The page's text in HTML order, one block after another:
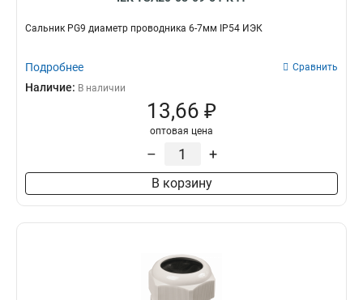
Сальник PG9 диаметр проводника 6-7мм IP54 ИЭК
Подробнее Сравнить
Наличие: В наличии
13,66 ₽
оптовая цена
– +
В корзину